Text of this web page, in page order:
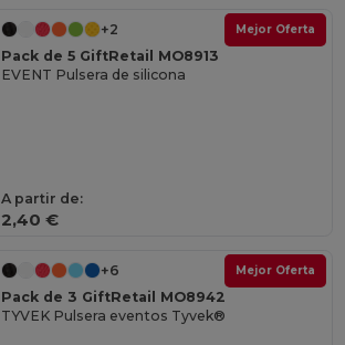
Mejor Oferta
+2
Pack de 5 GiftRetail MO8913
EVENT Pulsera de silicona
A partir de:
2,40 €
Mejor Oferta
+6
Pack de 3 GiftRetail MO8942
TYVEK Pulsera eventos Tyvek®